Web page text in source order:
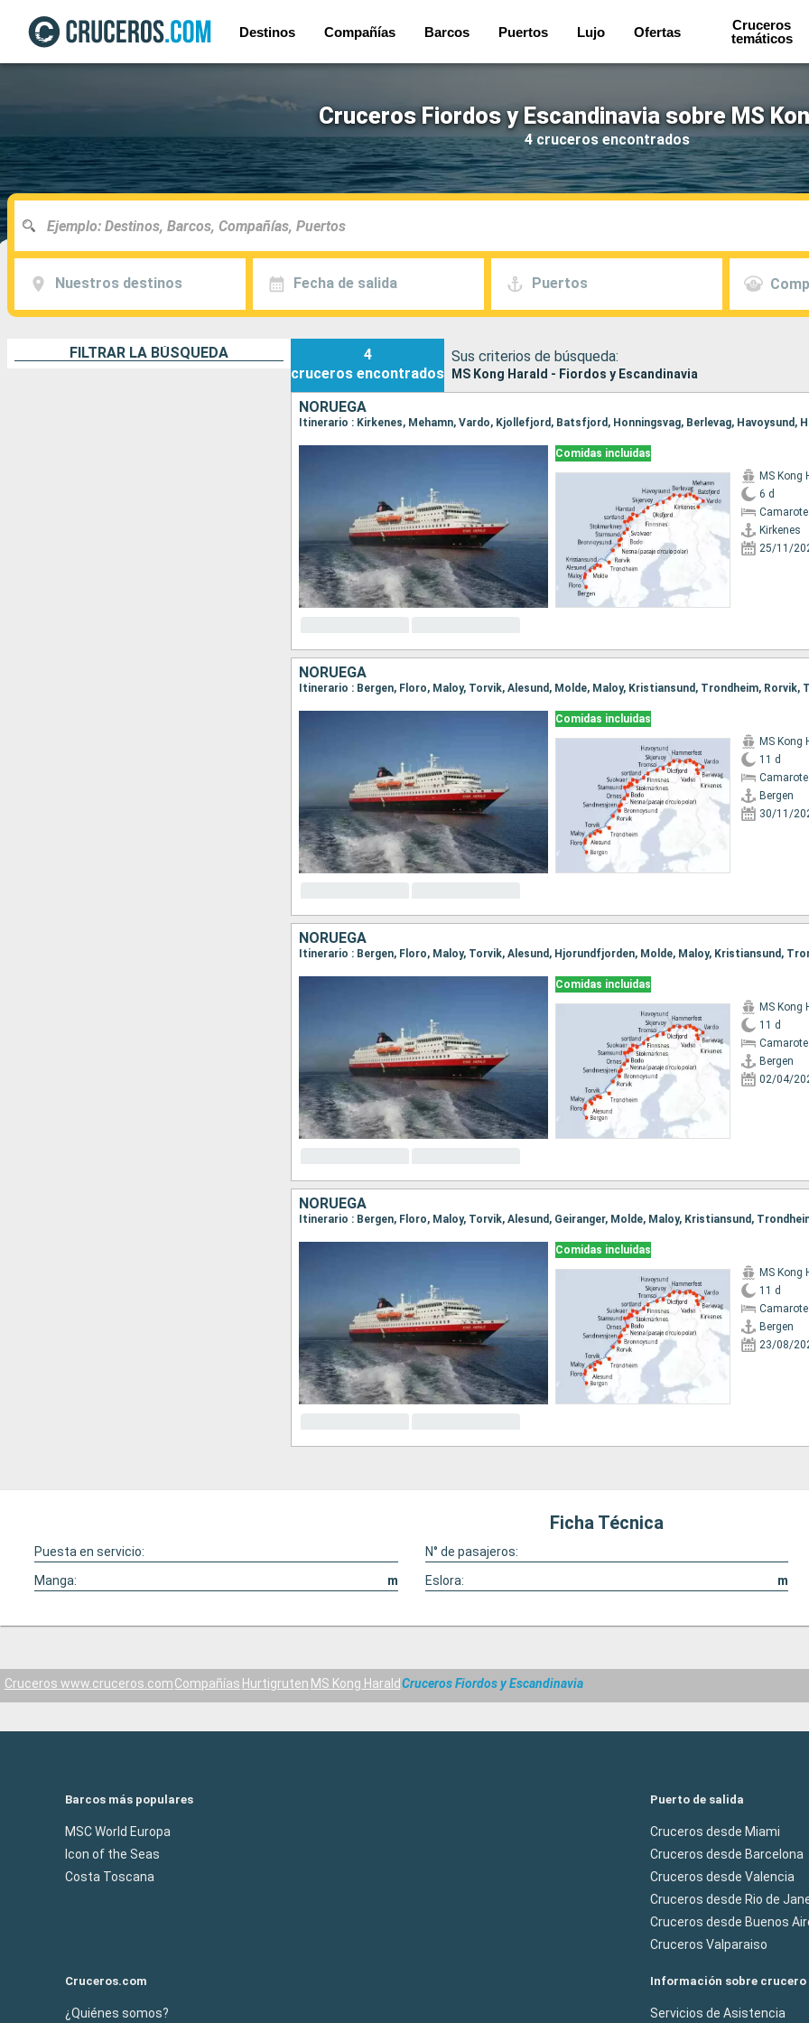
Destinos Compañías Barcos Puertos Lujo Ofertas
Cruceros
temáticos
Cruceros Fiordos y Escandinavia sobre MS
4 cruceros encontrados
Nuestros destinos Fecha de salida Puertos
FILTRAR LA BÚSQUEDA
4
cruceros encontrados
Sus criterios de búsqueda:
MS Kong Harald - Fiordos y Escandinavia
NORUEGA
Comidas incluidas
MS Kong
6 d
Kirkenes
25/11/
NORUEGA
Comidas incluidas
MS Kong
11 d
Bergen
30/11/
NORUEGA
Comidas incluidas
MS Kong
11 d
Bergen
02/04/
NORUEGA
Comidas incluidas
MS Kong
11 d
Bergen
23/08/
Ficha Técnica
Puesta en servicio: N° de pasajeros:
Manga:
m Eslora: m
Cruceros www.cruceros.comCompañías Hurtigruten MS Kong HaraldCruceros Fiordos y Escandinavia
Barcos más populares
MSC World Europa
Icon of the Seas
Costa Toscana
Puerto de salida
Cruceros desde Miami
Cruceros desde Barcelona
Cruceros desde Valencia
Cruceros desde Rio de
Cruceros desde Buenos
Cruceros Valparaiso
Cruceros.com
¿Quiénes somos?
Información sobre crucero
Servicios de Asistencia